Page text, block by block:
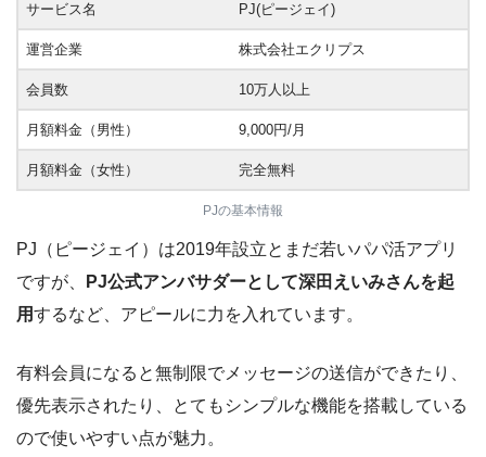
サービス名 PJ(ピージェイ)
運営企業 株式会社エクリプス
会員数 10万人以上
月額料金（男性） 9,000円/月
月額料金（女性） 完全無料
PJの基本情報
PJ（ピージェイ）は2019年設立とまだ若いパパ活アプリ
ですが、
PJ公式アンバサダーとして深田えいみさんを起
用するなど、アピールに力を入れています。
有料会員になると無制限でメッセージの送信ができたり、
優先表示されたり、とてもシンプルな機能を搭載している
ので使いやすい点が魅力。